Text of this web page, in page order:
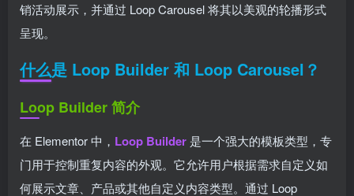
销活动展示，并通过 Loop Carousel 将其以美观的轮播形式
呈现。
什么是 Loop Builder 和 Loop Carousel？
Loop Builder 简介
在 Elementor 中， Loop Builder 是一个强大的模板类型，专
门用于控制重复内容的外观。它允许用户根据需求自定义如
何展示文章、产品或其他自定义内容类型。通过 Loop